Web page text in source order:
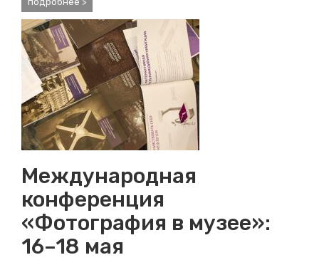
Международная
конференция
«Фотография в музее»:
16–18 мая